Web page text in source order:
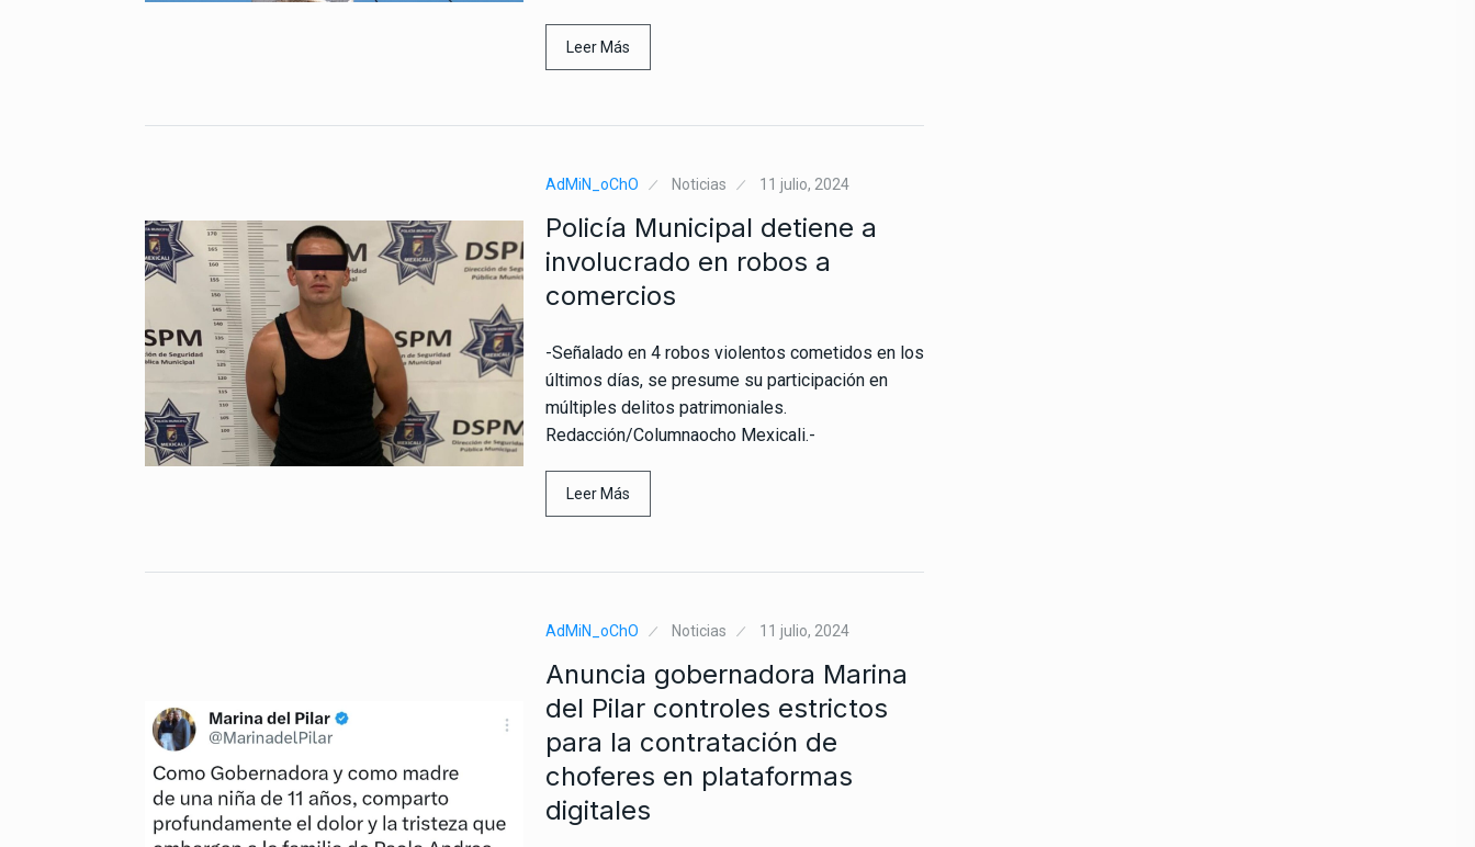
Leer Más
AdMiN_oChO Noticias 11 julio, 2024
Policía Municipal detiene a
involucrado en robos a
comercios
-Señalado en 4 robos violentos cometidos en los
últimos días, se presume su participación en
múltiples delitos patrimoniales.
Redacción/Columnaocho Mexicali.-
Leer Más
AdMiN_oChO Noticias 11 julio, 2024
Anuncia gobernadora Marina
del Pilar controles estrictos
para la contratación de
choferes en plataformas
digitales